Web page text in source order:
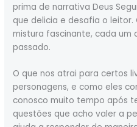
prima de narrativa Deus
que delicia e desafia o leitor.
mistura fascinante, cada um
passado.
O que nos atrai para certos
personagens, e como eles
conosco muito tempo após
questões que acho valer a